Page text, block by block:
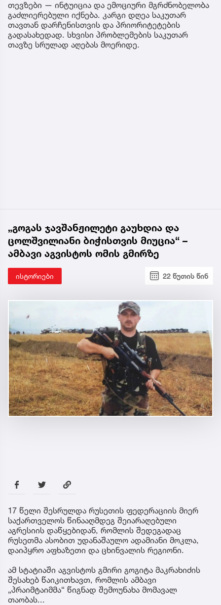
თევზები — ინტუიცია და ემოციური მგრძნობელობა
გაძლიერებული იქნება. კარგი დღეა საკუთარ
თავთან დარჩენისთვის და პრიორიტეტების
გადასახედად. სხვისი პრობლემების საკუთარ
თავზე სრულად აღებას მოერიდე.
„გოგას ჯავშანჟილეტი გაუხდია და
ცოლშვილიანი ბიჭისთვის მიუცია“ –
ამბავი აგვისტოს ომის გმირზე
ისტორიები 22 წუთის წინ
17 წელი შესრულდა რუსეთის ფედერაციის მიერ
საქართველოს წინააღმდეგ შეიარაღებული
აგრესიის დაწყებიდან, რომლის შედეგადაც
რუსეთმა ასობით უდანაშაულო ადამიანი მოკლა,
დაიპყრო აფხაზეთი და ცხინვალის რეგიონი.
ამ სტატიაში აგვისტოს გმირი გოგიტა მაკრახიძის
შესახებ წაიკითხავთ, რომლის ამბავი
„პრაიმტაიმმა“ წიგნად შემოუნახა მომავალ
თაობას...